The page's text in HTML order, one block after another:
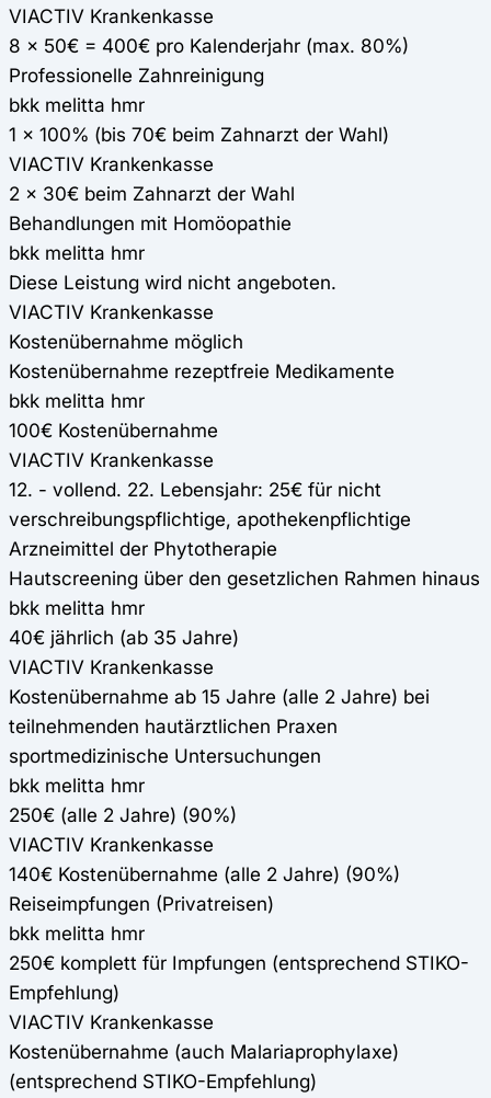
VIACTIV Krankenkasse
8 x 50€ = 400€ pro Kalenderjahr (max. 80%)
Professionelle Zahnreinigung
bkk melitta hmr
1 x 100% (bis 70€ beim Zahnarzt der Wahl)
VIACTIV Krankenkasse
2 x 30€ beim Zahnarzt der Wahl
Behandlungen mit Homöopathie
bkk melitta hmr
Diese Leistung wird nicht angeboten.
VIACTIV Krankenkasse
Kostenübernahme möglich
Kostenübernahme rezeptfreie Medikamente
bkk melitta hmr
100€ Kostenübernahme
VIACTIV Krankenkasse
12. - vollend. 22. Lebensjahr: 25€ für nicht
verschreibungspflichtige, apothekenpflichtige
Arzneimittel der Phytotherapie
Hautscreening über den gesetzlichen Rahmen hinaus
bkk melitta hmr
40€ jährlich (ab 35 Jahre)
VIACTIV Krankenkasse
Kostenübernahme ab 15 Jahre (alle 2 Jahre) bei
teilnehmenden hautärztlichen Praxen
sportmedizinische Untersuchungen
bkk melitta hmr
250€ (alle 2 Jahre) (90%)
VIACTIV Krankenkasse
140€ Kostenübernahme (alle 2 Jahre) (90%)
Reiseimpfungen (Privatreisen)
bkk melitta hmr
250€ komplett für Impfungen (entsprechend STIKO-
Empfehlung)
VIACTIV Krankenkasse
Kostenübernahme (auch Malariaprophylaxe)
(entsprechend STIKO-Empfehlung)